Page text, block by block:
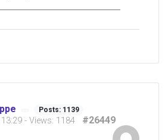
Posts: 1139
- Views: 1184 #26449